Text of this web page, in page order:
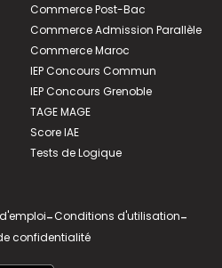
Commerce Post-Bac
Commerce Admission Parallèle
Commerce Maroc
IEP Concours Commun
IEP Concours Grenoble
TAGE MAGE
Score IAE
Tests de Logique
-Conditions d'utilisation-
confidentialité